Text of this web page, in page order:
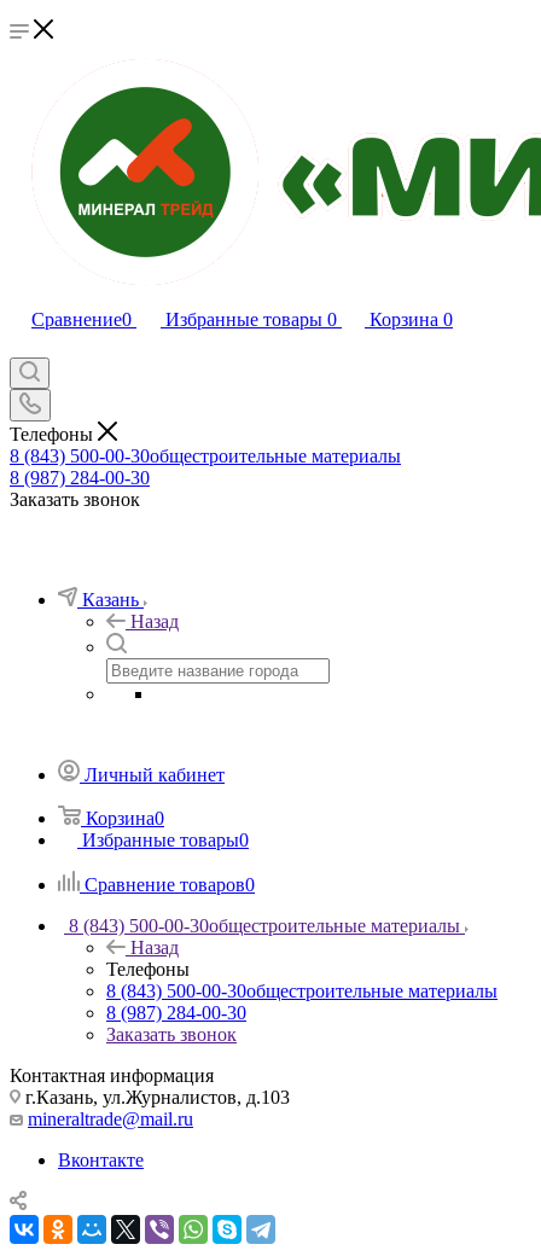
Сравнение0 Избранные товары 0 Корзина 0
Телефоны
8 (843) 500-00-30общестроительные материалы
8 (987) 284-00-30
Заказать звонок
Казань
Назад
Личный кабинет
Корзина0
Избранные товары0
Сравнение товаров0
8 (843) 500-00-30общестроительные материалы
Назад
Телефоны
8 (843) 500-00-30общестроительные материалы
8 (987) 284-00-30
Заказать звонок
Контактная информация
г.Казань, ул.Журналистов, д.103
mineraltrade@mail.ru
Вконтакте